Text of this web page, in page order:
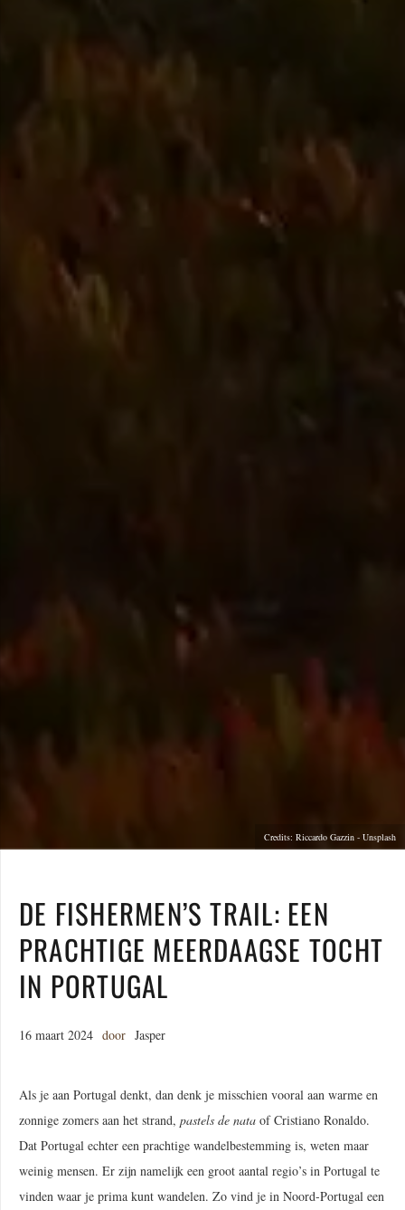
Credits: Riccardo Gazzin - Unsplash
DE FISHERMEN’S TRAIL: EEN
PRACHTIGE MEERDAAGSE TOCHT
IN PORTUGAL
16 maart 2024 door Jasper
Als je aan Portugal denkt, dan denk je misschien vooral aan warme en
zonnige zomers aan het strand, pastels de nata of Cristiano Ronaldo.
Dat Portugal echter een prachtige wandelbestemming is, weten maar
weinig mensen. Er zijn namelijk een groot aantal regio’s in Portugal te
vinden waar je prima kunt wandelen. Zo vind je in Noord-Portugal een